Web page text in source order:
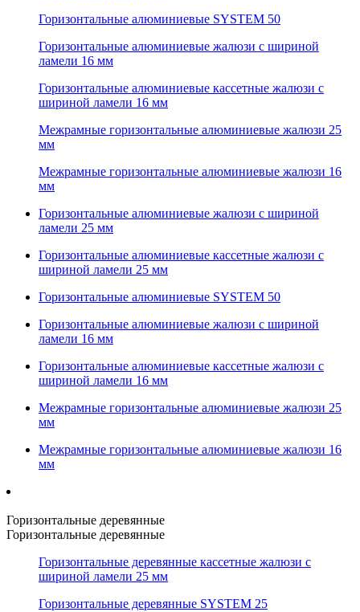
Горизонтальные алюминиевые SYSTEM 50
Горизонтальные алюминиевые жалюзи с шириной
ламели 16 мм
Горизонтальные алюминиевые кассетные жалюзи с
шириной ламели 16 мм
Межрамные горизонтальные алюминиевые жалюзи 25
мм
Межрамные горизонтальные алюминиевые жалюзи 16
мм
Горизонтальные алюминиевые жалюзи с шириной
ламели 25 мм
Горизонтальные алюминиевые кассетные жалюзи с
шириной ламели 25 мм
Горизонтальные алюминиевые SYSTEM 50
Горизонтальные алюминиевые жалюзи с шириной
ламели 16 мм
Горизонтальные алюминиевые кассетные жалюзи с
шириной ламели 16 мм
Межрамные горизонтальные алюминиевые жалюзи 25
мм
Межрамные горизонтальные алюминиевые жалюзи 16
мм
Горизонтальные деревянные
Горизонтальные деревянные
Горизонтальные деревянные кассетные жалюзи с
шириной ламели 25 мм
Горизонтальные деревянные SYSTEM 25